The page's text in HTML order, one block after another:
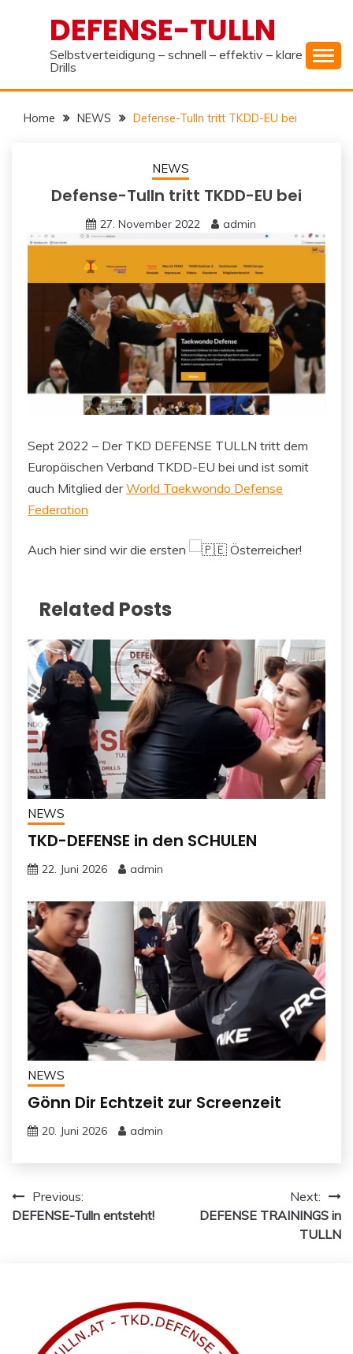
DEFENSE-TULLN
Selbstverteidigung – schnell – effektiv – klare
Drills
Home NEWS Defense-Tulln tritt TKDD-EU bei
NEWS
Defense-Tulln tritt TKDD-EU bei
27. November 2022 admin
Sept 2022 – Der TKD DEFENSE TULLN tritt dem
Europäischen Verband TKDD-EU bei und ist somit
auch Mitglied derWorld Taekwondo Defense
Federation
Auch hier sind wir die ersten Österreicher!
Related Posts
NEWS
TKD-DEFENSE in den SCHULEN
22. Juni 2026 admin
NEWS
Gönn Dir Echtzeit zur Screenzeit
20. Juni 2026 admin
Beitragsnavigation
Previous:
DEFENSE-Tulln entsteht!
Next:
DEFENSE TRAININGS in
TULLN